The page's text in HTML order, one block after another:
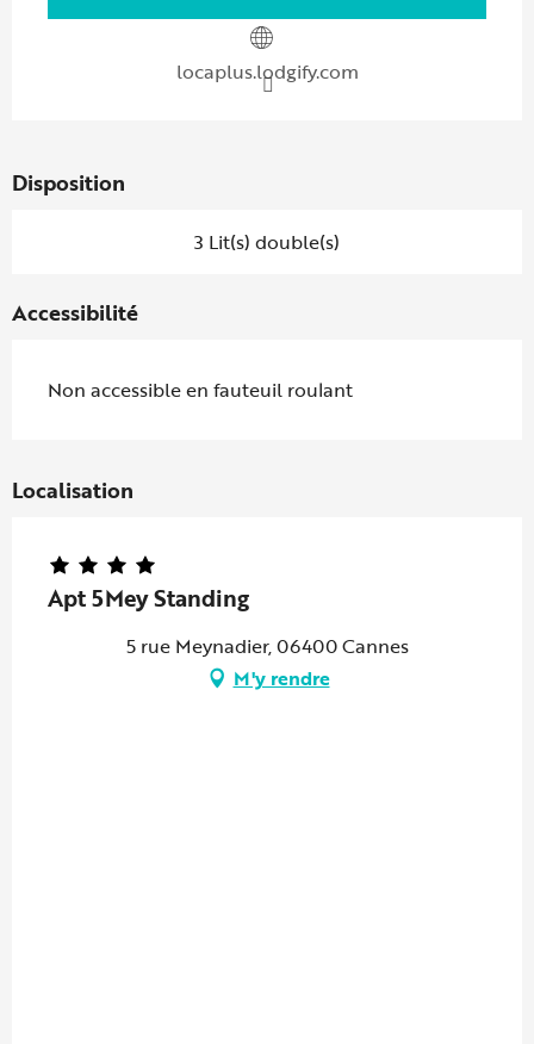
locaplus.lodgify.com
Disposition
3 Lit(s) double(s)
Accessibilité
Non accessible en fauteuil roulant
Localisation
Apt 5Mey Standing
5 rue Meynadier, 06400 Cannes
M'y rendre